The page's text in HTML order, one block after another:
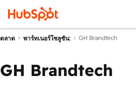
ตลาด พาร์ทเนอร์โซลูชัน: GH Brandtech
GH Brandtech